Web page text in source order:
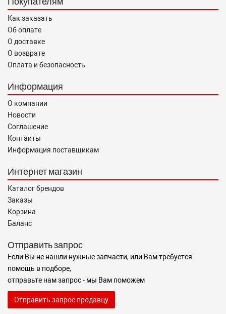
Как заказать
Об оплате
О доставке
О возврате
Оплата и безопасность
Информация
О компании
Новости
Соглашение
Контакты
Информация поставщикам
Интернет магазин
Каталог брендов
Заказы
Корзина
Баланс
Отправить запрос
Если Вы не нашли нужные запчасти, или Вам требуется
помощь в подборе,
отправьте нам запрос - мы Вам поможем
Отправить запрос продавцу